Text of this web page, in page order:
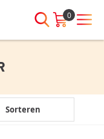
0
Sorteren